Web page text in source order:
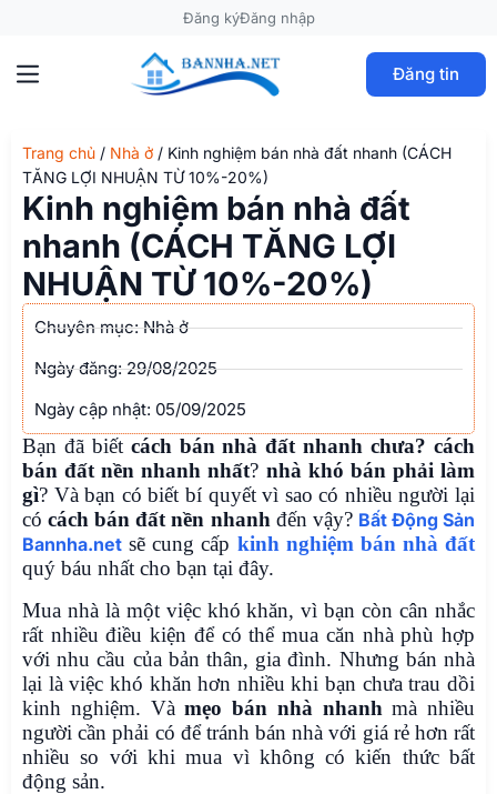
Đăng kýĐăng nhập
Đăng tin
Trang chủ / Nhà ở / Kinh nghiệm bán nhà đất nhanh (CÁCH
TĂNG LỢI NHUẬN TỪ 10%-20%)
Kinh nghiệm bán nhà đất
nhanh (CÁCH TĂNG LỢI
NHUẬN TỪ 10%-20%)
Chuyên mục: Nhà ở
Ngày đăng: 29/08/2025
Ngày cập nhật: 05/09/2025
Bạn đã biết cách bán nhà đất nhanh chưa? cách
bán đất nền nhanh nhất? nhà khó bán phải làm
gì? Và bạn có biết bí quyết vì sao có nhiều người lại
cócách bán đất nền nhanh đến vậy? Bất Động Sản
Bannha.net sẽ cung cấp kinh nghiệm bán nhà đất
quý báu nhất cho bạn tại đây.
Mua nhà là một việc khó khăn, vì bạn còn cân nhắc
rất nhiều điều kiện để có thể mua căn nhà phù hợp
với nhu cầu của bản thân, gia đình. Nhưng bán nhà
lại là việc khó khăn hơn nhiều khi bạn chưa trau dồi
kinh nghiệm. Vàmẹo bán nhà nhanhmà nhiều
người cần phải có để tránh bán nhà với giá rẻ hơn rất
nhiều so với khi mua vì không có kiến thức bất
động sản.